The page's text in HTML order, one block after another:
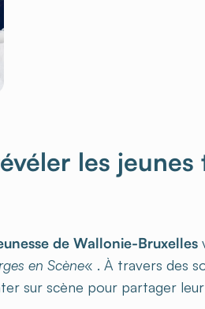
les jeunes
de Wallonie-Bruxelles
en Scène« . À travers des
sur scène pour partager leur